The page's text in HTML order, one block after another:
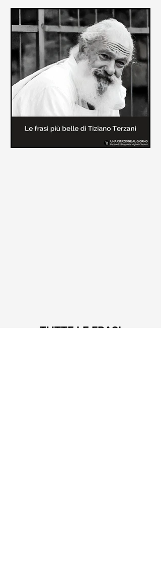
Le frasi più belle delle poesie di
Wisława Szymborska
In questa pagina sono raccolte le
migliori frasi brevi tratte dalle poesie
di Wisława Szymborska sull'amore e
sulla vita
TUTTE LE FRASI